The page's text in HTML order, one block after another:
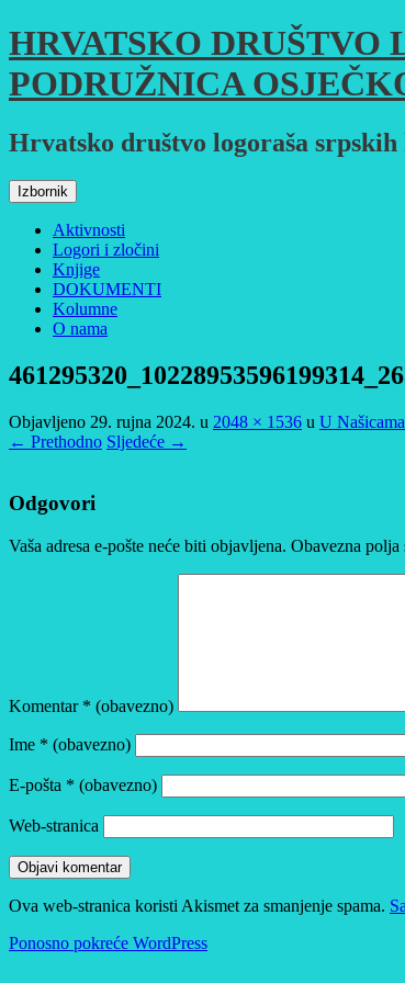
Skoči
do
sadržaja
HRVATSKO DRUŠTVO
PODRUŽNICA
Hrvatsko društvo logoraša
Izbornik
Aktivnosti
Logori i zločini
Knjige
DOKUMENTI
Kolumne
O nama
Objavljeno 29. rujna 2024. u 2048 × 1536 u U
← Prethodno Sljedeće →
Odgovori
Vaša adresa e-pošte neće biti objavljena. Obavezna polja
Komentar * (obavezno)
Ime * (obavezno)
E-pošta * (obavezno)
Web-stranica
Ova web-stranica koristi Akismet za smanjenje spama.
Ponosno pokreće WordPress